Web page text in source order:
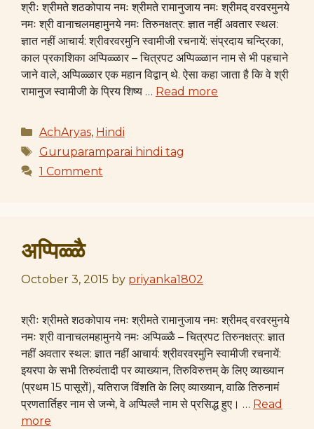
श्रीः श्रीमते शठकोपाय नमः श्रीमते रामानुजाय नमः श्रीमद् वरवरमुनये
नमः श्री वानाचलमहामुनये नमः तिरुनक्षत्र: ज्ञात नहीं अवतार स्थल:
ज्ञात नहीं आचार्य: श्रीवरवरमुनि स्वामीजी रचनायें: संप्रदाय चन्द्रिका,
काल प्रकाशिका अप्पिळ्ळार – चित्रपट अप्पिळ्ळान नाम से भी पहचाने
जाने वाले, अप्पिळ्ळार एक महान विद्वान् थे. ऐसा कहा जाता है कि वे श्री
रामानुज स्वामीजी के प्रिय शिष्य … Read more
Categories
AchAryas, Hindi
Tags
Guruparamparai hindi tag
1 Comment
अप्पिळ्ळै
October 3, 2015 by priyanka1802
श्रीः श्रीमते शठकोपाय नमः श्रीमते रामानुजाय नमः श्रीमद् वरवरमुनये
नमः श्री वानाचलमहामुनये नमः अप्पिळ्ळै – चित्रपट तिरुनक्षत्र: ज्ञात
नहीं अवतार स्थल: ज्ञात नहीं आचार्य: श्रीवरवरमुनि स्वामीजी रचनायें:
इयरपा के सभी तिरुवंतादी पर व्याख्यान, तिरुविरुत्तम् के लिए व्याख्यान
(प्रथम 15 पासूरों), यतिराज विंशति के लिए व्याख्यान, वाळि तिरुनामं
प्रणतार्तिहर नाम से जन्मे, वे अप्पिल्लै नाम से प्रसिद्ध हुए। … Read
more